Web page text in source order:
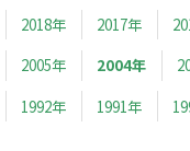
2018年 2017年
2005年 2004年
1992年 1991年